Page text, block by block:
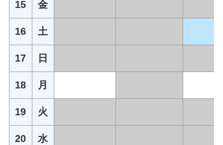
15 金
16 土
17 日
18 月
19 火
20 水